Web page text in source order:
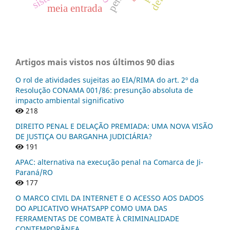
meia entrada
Artigos mais vistos nos últimos 90 dias
O rol de atividades sujeitas ao EIA/RIMA do art. 2º da
Resolução CONAMA 001/86: presunção absoluta de
impacto ambiental significativo
218
DIREITO PENAL E DELAÇÃO PREMIADA: UMA NOVA VISÃO
DE JUSTIÇA OU BARGANHA JUDICIÁRIA?
191
APAC: alternativa na execução penal na Comarca de Ji-
Paraná/RO
177
O MARCO CIVIL DA INTERNET E O ACESSO AOS DADOS
DO APLICATIVO WHATSAPP COMO UMA DAS
FERRAMENTAS DE COMBATE À CRIMINALIDADE